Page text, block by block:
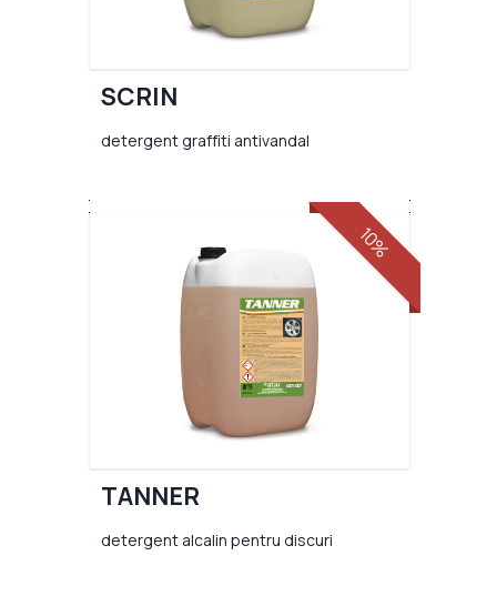
SCRIN
detergent graffiti antivandal
10%
TANNER
detergent alcalin pentru discuri